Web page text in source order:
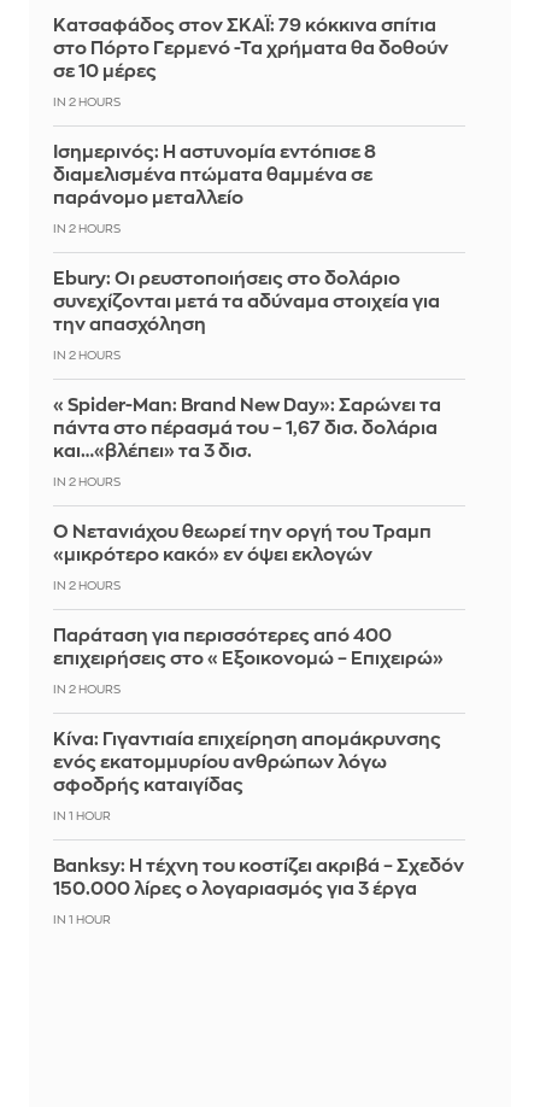
Kατσαφάδος στον ΣΚΑΪ: 79 κόκκινα σπίτια
στο Πόρτο Γερμενό -Τα χρήματα θα δοθούν
σε 10 μέρες
IN 2 HOURS
Ισημερινός: Η αστυνομία εντόπισε 8
διαμελισμένα πτώματα θαμμένα σε
παράνομο μεταλλείο
IN 2 HOURS
Ebury: Οι ρευστοποιήσεις στο δολάριο
συνεχίζονται μετά τα αδύναμα στοιχεία για
την απασχόληση
IN 2 HOURS
«Spider-Man: Brand New Day»: Σαρώνει τα
πάντα στο πέρασμά του – 1,67 δισ. δολάρια
και…«βλέπει» τα 3 δισ.
IN 2 HOURS
Ο Νετανιάχου θεωρεί την οργή του Τραμπ
«μικρότερο κακό» εν όψει εκλογών
IN 2 HOURS
Παράταση για περισσότερες από 400
επιχειρήσεις στο «Εξοικονομώ – Επιχειρώ»
IN 2 HOURS
Κίνα: Γιγαντιαία επιχείρηση απομάκρυνσης
ενός εκατομμυρίου ανθρώπων λόγω
σφοδρής καταιγίδας
IN 1 HOUR
Banksy: Η τέχνη του κοστίζει ακριβά – Σχεδόν
150.000 λίρες ο λογαριασμός για 3 έργα
IN 1 HOUR